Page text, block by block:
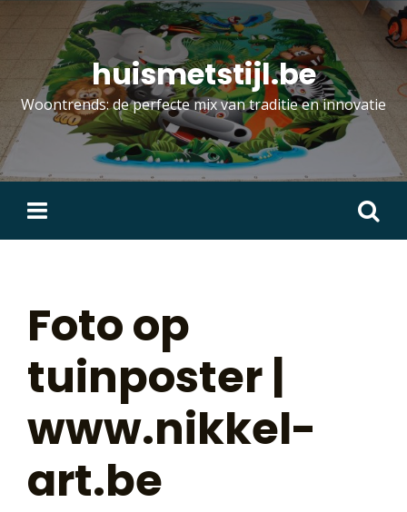
huismetstijl.be
Woontrends: de perfecte mix van traditie en innovatie
Zoeken
naar:
Foto op
tuinposter |
www.nikkel-
art.be